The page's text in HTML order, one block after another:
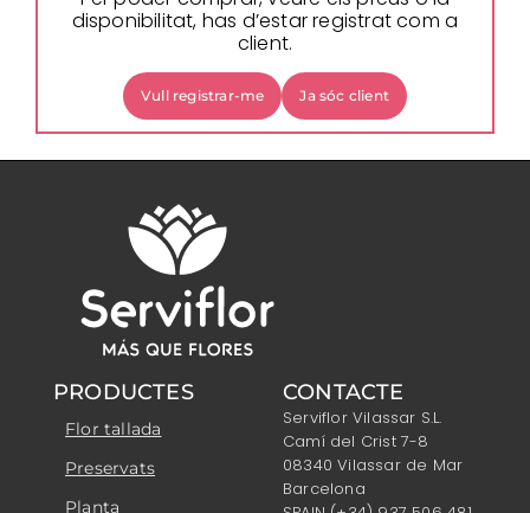
disponibilitat, has d’estar registrat com a
client.
Vull registrar-me Ja sóc client
PRODUCTES
Flor tallada
Preservats
Planta
CONTACTE
Serviflor Vilassar S.L.
Camí del Crist 7-8
08340 Vilassar de Mar
Barcelona